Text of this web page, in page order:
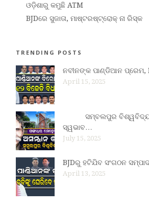
ଓଡ଼ିଶାରୁ କମୁଛି ATM
BJDରେ ସୁଜାତା, ମାଷ୍ଟରଷ୍ଟ୍ରୋକ୍ ନା ରିସ୍କ
TRENDING POSTS
ନବୀନଙ୍କ ପାଣ୍ଡିଆନ ପ୍ରେମ,
April 15, 2025
ସମ୍ବଲପୁର
ସ୍ୱଭାବ…
July 15, 2025
BJDରୁ ହଟିଯିବ ସଂଗଠନ
April 13, 2025